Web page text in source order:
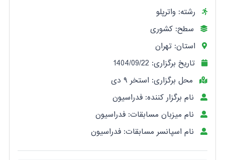
رشته: واترپلو
سطح: کشوری
استان: تهران
تاریخ برگزاری: 1404/09/22
محل برگزاری: استخر ۹ دی
نام برگزار کننده: فدراسیون
نام میزبان مسابقات: فدراسیون
نام اسپانسر مسابقات: فدراسیون